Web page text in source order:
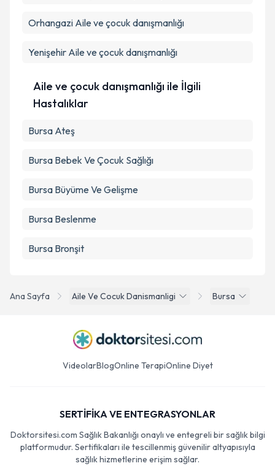
Ana Sayfa Aile Ve Cocuk Danismanligi Bursa
Orhangazi Aile ve çocuk danışmanlığı
Yenişehir Aile ve çocuk danışmanlığı
Aile ve çocuk danışmanlığı ile İlgili
Hastalıklar
Bursa Ateş
Bursa Bebek Ve Çocuk Sağlığı
Bursa Büyüme Ve Gelişme
Bursa Beslenme
Bursa Bronşit
VideolarBlogOnline TerapiOnline Diyet
SERTİFİKA VE ENTEGRASYONLAR
Doktorsitesi.com Sağlık Bakanlığı onaylı ve entegreli bir sağlık bilgi
platformudur. Sertifikaları ile tescillenmiş güvenilir altyapısıyla
sağlık hizmetlerine erişim sağlar.